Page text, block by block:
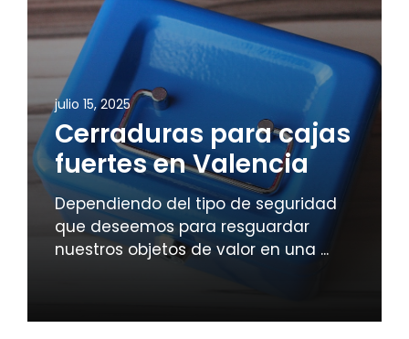
julio 15, 2025
Cerraduras para cajas
fuertes en Valencia
Dependiendo del tipo de seguridad
que deseemos para resguardar
nuestros objetos de valor en una ...